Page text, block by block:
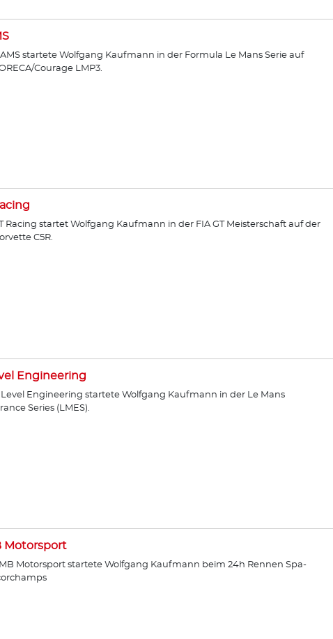
startete Wolfgang Kaufmann in der Formula Le Mans Serie auf
Courage LMP3.
Racing startet Wolfgang Kaufmann in der FIA GT Meisterschaft auf der
C5R.
Engineering
Engineering startete Wolfgang Kaufmann in der Le Mans
Series (LMES).
Motorsport
Motorsport startete Wolfgang Kaufmann beim 24h Rennen Spa-